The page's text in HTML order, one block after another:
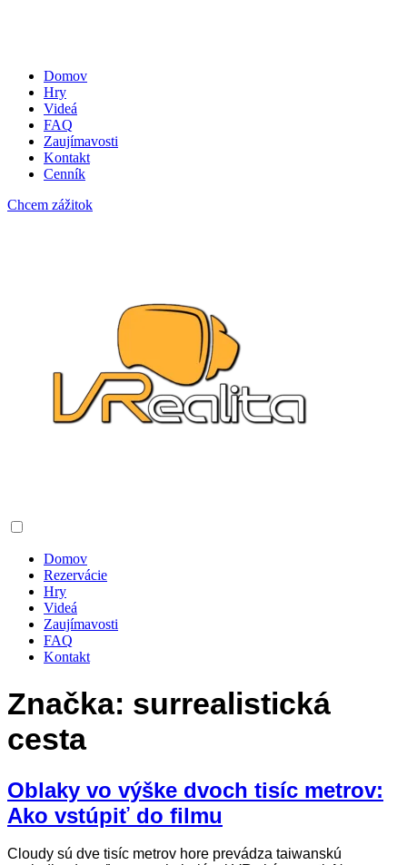
Domov
Hry
Videá
FAQ
Zaujímavosti
Kontakt
Cenník
Chcem zážitok
Domov
Rezervácie
Hry
Videá
Zaujímavosti
FAQ
Kontakt
Značka: surrealistická
cesta
Oblaky vo výške dvoch tisíc metrov:
Ako vstúpiť do filmu
Cloudy sú dve tisíc metrov hore prevádza taiwanskú